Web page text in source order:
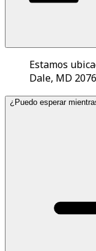
Estamos
Dale, MD
¿Puedo esperar